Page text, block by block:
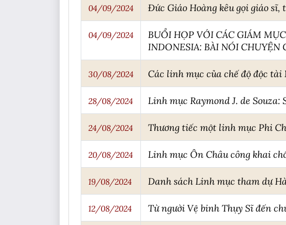
04/09/2024 Đức Giáo Hoàng kêu gọi giáo sĩ,
04/09/2024
BUỔI HỌP VỚI CÁC GIÁM
INDONESIA: BÀI NÓI CHUYỆN
30/08/2024 Các linh mục của chế độ độc tài
28/08/2024 Linh mục Raymond J. de
24/08/2024 Thương tiếc một linh mục Phi
20/08/2024 Linh mục Ôn Châu công khai
19/08/2024 Danh sách Linh mục tham dự
12/08/2024 Từ người Vệ binh Thụy Sĩ đến